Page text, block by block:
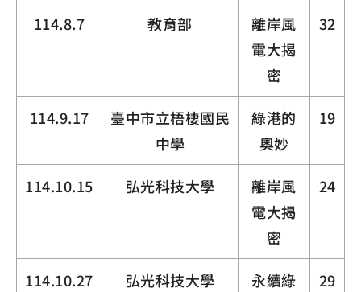
114.8.7 教育部
離岸風
電大揭
密
32
114.9.17
臺中市立梧棲國民
中學
綠港的
奧妙
19
114.10.15 弘光科技大學
離岸風
電大揭
密
24
114.10.27 弘光科技大學
永續綠
29